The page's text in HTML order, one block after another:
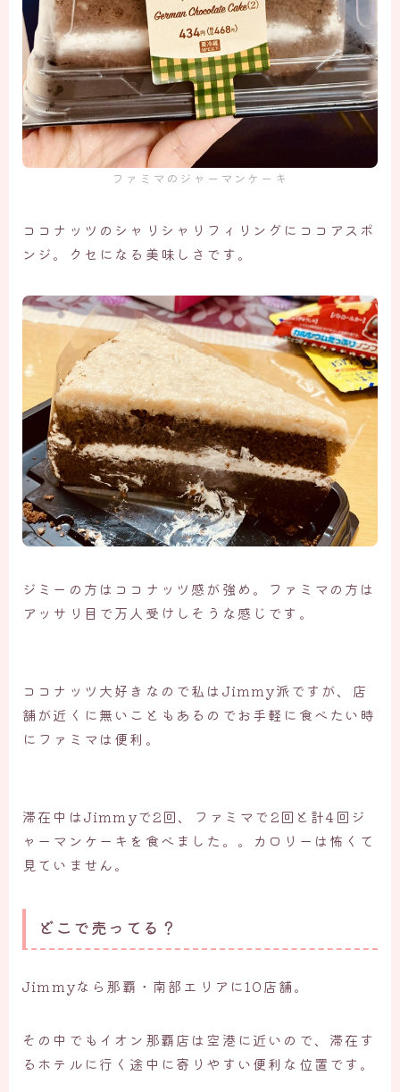
ファミマのジャーマンケーキ
ココナッツのシャリシャリフィリングにココアスポ
ンジ。クセになる美味しさです。
ジミーの方はココナッツ感が強め。ファミマの方は
アッサリ目で万人受けしそうな感じです。
ココナッツ大好きなので私はJimmy派ですが、店
舗が近くに無いこともあるのでお手軽に食べたい時
にファミマは便利。
滞在中はJimmyで2回、ファミマで2回と計4回ジ
ャーマンケーキを食べました。。カロリーは怖くて
見ていません。
どこで売ってる？
Jimmyなら那覇・南部エリアに10店舗。
その中でもイオン那覇店は空港に近いので、滞在す
るホテルに行く途中に寄りやすい便利な位置です。